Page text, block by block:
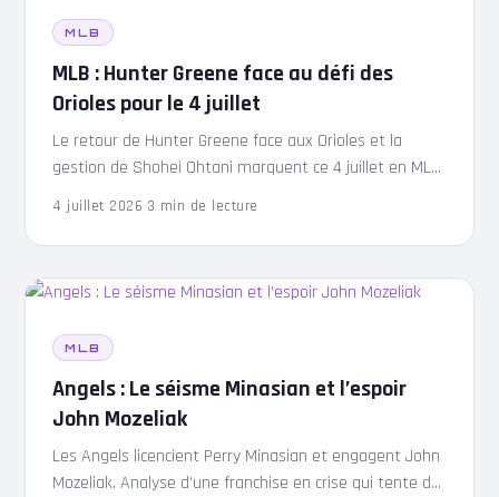
MLB
MLB : Hunter Greene face au défi des
Orioles pour le 4 juillet
Le retour de Hunter Greene face aux Orioles et la
gestion de Shohei Ohtani marquent ce 4 juillet en MLB.
Analyse des enjeux de ce choc Reds-Orioles.
4 juillet 2026·3 min de lecture
MLB
Angels : Le séisme Minasian et l’espoir
John Mozeliak
Les Angels licencient Perry Minasian et engagent John
Mozeliak. Analyse d’une franchise en crise qui tente de